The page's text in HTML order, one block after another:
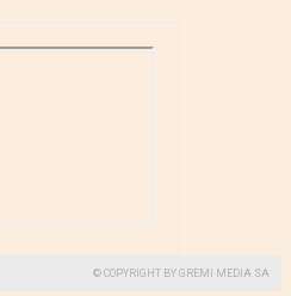
© COPYRIGHT BY GREMI MEDIA SA